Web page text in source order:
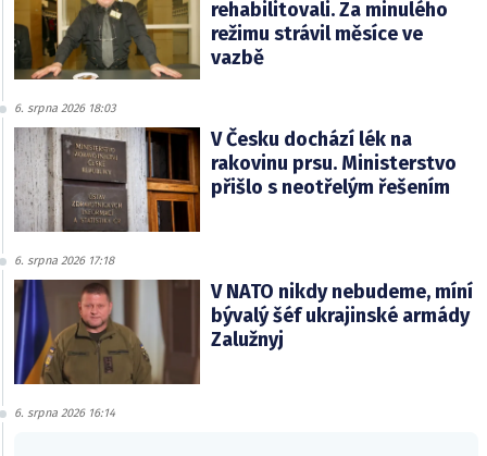
rehabilitovali. Za minulého
režimu strávil měsíce ve
vazbě
6. srpna 2026 18:03
V Česku dochází lék na
rakovinu prsu. Ministerstvo
přišlo s neotřelým řešením
6. srpna 2026 17:18
V NATO nikdy nebudeme, míní
bývalý šéf ukrajinské armády
Zalužnyj
6. srpna 2026 16:14